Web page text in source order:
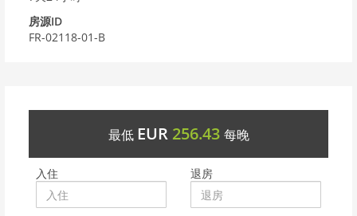
房源ID
FR-02118-01-B
最低 EUR 256.43 每晚
入住 退房